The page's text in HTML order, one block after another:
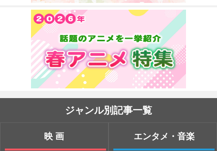
ジャンル別記事一覧
映画 エンタメ・音楽